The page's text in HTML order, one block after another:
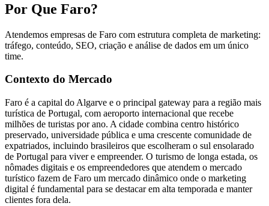
Por Que Faro?
Atendemos empresas de Faro com estrutura completa de marketing:
tráfego, conteúdo, SEO, criação e análise de dados em um único
time.
Contexto do Mercado
Faro é a capital do Algarve e o principal gateway para a região mais
turística de Portugal, com aeroporto internacional que recebe
milhões de turistas por ano. A cidade combina centro histórico
preservado, universidade pública e uma crescente comunidade de
expatriados, incluindo brasileiros que escolheram o sul ensolarado
de Portugal para viver e empreender. O turismo de longa estada, os
nômades digitais e os empreendedores que atendem o mercado
turístico fazem de Faro um mercado dinâmico onde o marketing
digital é fundamental para se destacar em alta temporada e manter
clientes fora dela.